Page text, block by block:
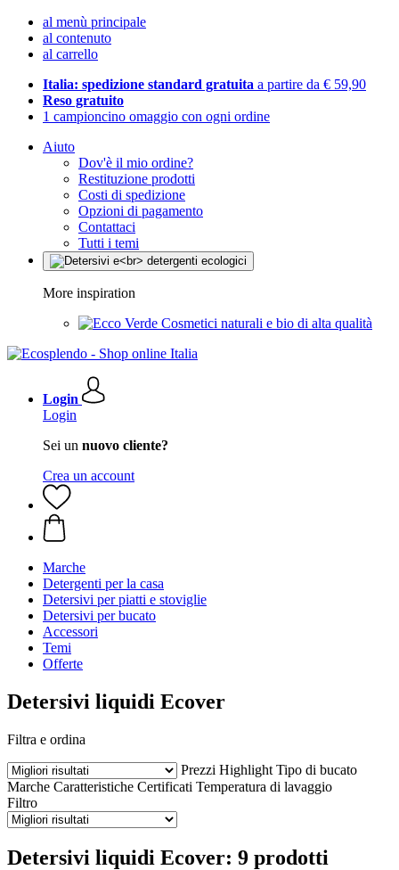
al menù principale
al contenuto
al carrello
Italia: spedizione standard gratuita a partire da € 59,90
Reso gratuito
1 campioncino omaggio con ogni ordine
Aiuto
Dov'è il mio ordine?
Restituzione prodotti
Costi di spedizione
Opzioni di pagamento
Contattaci
Tutti i temi
More inspiration
Cosmetici naturali e bio di alta qualità
Login
Login
Sei un nuovo cliente?
Crea un account
Marche
Detergenti per la casa
Detersivi per piatti e stoviglie
Detersivi per bucato
Accessori
Temi
Offerte
Detersivi liquidi Ecover
Filtra e ordina
Prezzi Highlight Tipo di bucato
Marche Caratteristiche Certificati Temperatura di lavaggio
Filtro
Detersivi liquidi Ecover: 9 prodotti